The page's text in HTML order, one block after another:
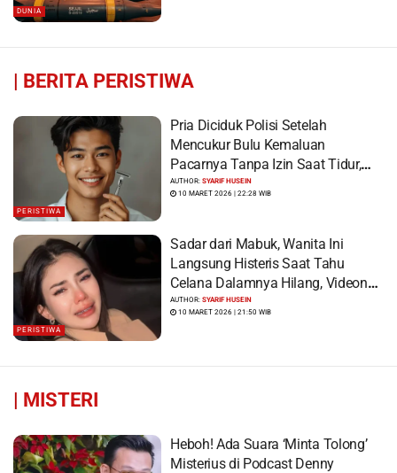
DUNIA
| BERITA PERISTIWA
PERISTIWA
Pria Diciduk Polisi Setelah
Mencukur Bulu Kemaluan
Pacarnya Tanpa Izin Saat Tidur,
Korban Syok Saat Terbangun
AUTHOR:SYARIF HUSEIN
10 MARET 2026 | 22:28 WIB
PERISTIWA
Sadar dari Mabuk, Wanita Ini
Langsung Histeris Saat Tahu
Celana Dalamnya Hilang, Videonya
Viral
AUTHOR:SYARIF HUSEIN
10 MARET 2026 | 21:50 WIB
| MISTERI
Heboh! Ada Suara ‘Minta Tolong’
Misterius di Podcast Denny